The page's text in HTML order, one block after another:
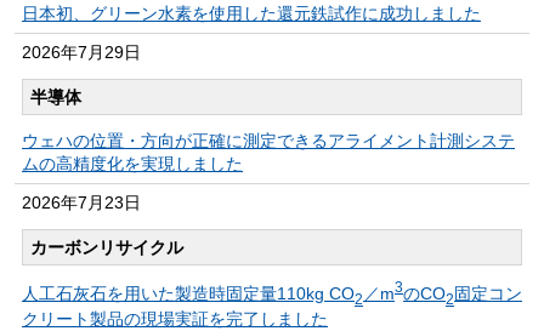
日本初、グリーン水素を使用した還元鉄試作に成功しました
2026年7月29日
半導体
ウェハの位置・方向が正確に測定できるアライメント計測システ
ムの高精度化を実現しました
2026年7月23日
カーボンリサイクル​
人工石灰石を用いた製造時固定量110kg CO2 ／m3のCO2固定コン
クリート製品の現場実証を完了しました